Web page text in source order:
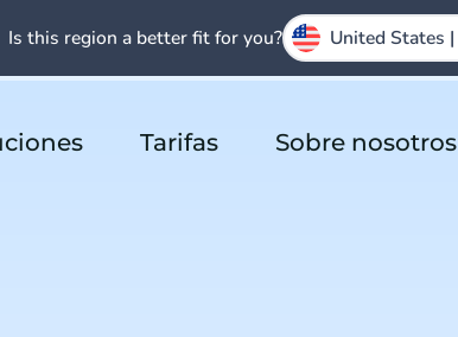
Tarifas Sobre nosotros
Is this region a better fit for you? United States |